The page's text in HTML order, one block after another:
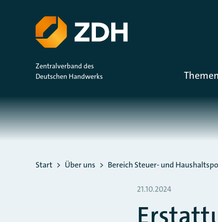
ZUM HAUPTINHALT SPRINGEN
Zentralverband des
Deutschen Handwerks
Sie befinden sich hier:
Start Über uns Bereich Steuer- und
21.10.2024